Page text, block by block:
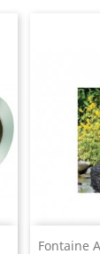
Fontaine